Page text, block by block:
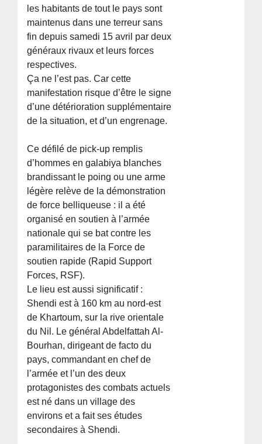
les habitants de tout le pays sont
maintenus dans une terreur sans
fin depuis samedi 15 avril par deux
généraux rivaux et leurs forces
respectives.
Ça ne l’est pas. Car cette
manifestation risque d’être le signe
d’une détérioration supplémentaire
de la situation, et d’un engrenage.
Ce défilé de pick-up remplis
d’hommes en galabiya blanches
brandissant le poing ou une arme
légère relève de la démonstration
de force belliqueuse : il a été
organisé en soutien à l’armée
nationale qui se bat contre les
paramilitaires de la Force de
soutien rapide (Rapid Support
Forces, RSF).
Le lieu est aussi significatif :
Shendi est à 160 km au nord-est
de Khartoum, sur la rive orientale
du Nil. Le général Abdelfattah Al-
Bourhan, dirigeant de facto du
pays, commandant en chef de
l’armée et l’un des deux
protagonistes des combats actuels
est né dans un village des
environs et a fait ses études
secondaires à Shendi.